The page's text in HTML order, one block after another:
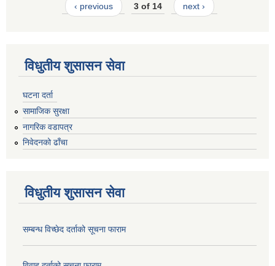
‹ previous 3 of 14 next ›
विधुतीय शुसासन सेवा
घटना दर्ता
सामाजिक सुरक्षा
नागरिक वडापत्र
निवेदनको ढाँचा
विधुतीय शुसासन सेवा
सम्बन्ध विच्छेद दर्ताको सूचना फाराम